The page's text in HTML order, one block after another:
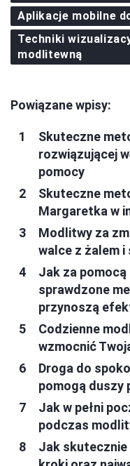
Aplikacje mobilne
Techniki
modlitewną
Powiązane wpisy:
Skuteczne
rozwiązującej
pomocy
Skuteczne
Margaretka w
Modlitwy za
walce z żalem i
Jak za
sprawdzone
przynoszą
Codzienne
wzmocnić
Droga do
pomogą duszy
Jak w pełni
podczas
Jak